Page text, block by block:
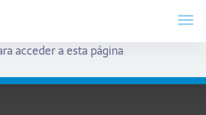
acceder a esta página